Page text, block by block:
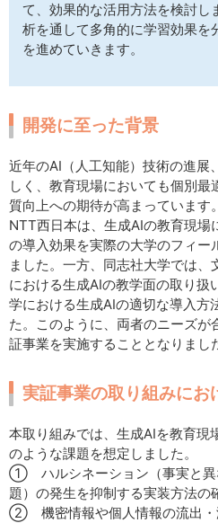
て、効果的な活用方法を検討し
析を通して多角的に学習効果を
を進めていきます。
開発に至った背景
近年のAI（人工知能）技術の進展
しく、教育現場においても個別
質向上への期待が高まっています
NTT西日本は、生成AIの教育現場
の導入効果を実際の大学のフィー
ました。一方、同志社大学では
における生成AIの教学面の取り扱
学における生成AIの適切な導入方
た。このように、両者のニーズが
証事業を実施することとなりまし
実証事業の取り組みにお
本取り組みでは、生成AIを教育現
のような課題を想定しました。
① ハルシネーション（事実と異
題）の発生を抑制する実装方法の
② 機密情報や個人情報の流出・